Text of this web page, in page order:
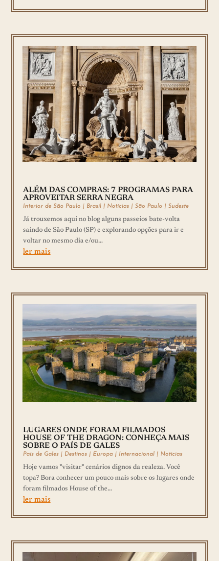
ALÉM DAS COMPRAS: 7 PROGRAMAS PARA
APROVEITAR SERRA NEGRA
Interior de São Paulo | Brasil | Notícias |São Paulo |Sudeste
Já trouxemos aqui no blog alguns passeios bate-volta
saindo de São Paulo (SP) e explorando opções para ir e
voltar no mesmo dia e/ou...
ler mais
LUGARES ONDE FORAM FILMADOS
HOUSE OF THE DRAGON: CONHEÇA MAIS
SOBRE O PAÍS DE GALES
País de Gales | Destinos | Europa | Internacional | Notícias
Hoje vamos "visitar" cenários dignos da realeza. Você
topa? Bora conhecer um pouco mais sobre os lugares onde
foram filmados House of the...
ler mais